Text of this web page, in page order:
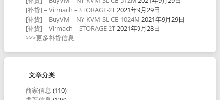
[补货] – Virmach – STORAGE-2T2021年9月29日
[补货] – BuyVM – NY-KVM-SLICE-1024M 2021年9月29日
[补货] – Virmach – STORAGE-2T2021年9月28日
>>>更多补货信息
文章分类
商家信息 (110)